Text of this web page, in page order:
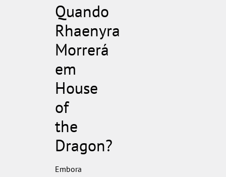
Quando
Rhaenyra
Morrerá
em
House
of
the
Dragon?
Embora